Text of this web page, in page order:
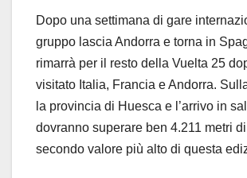
Dopo una settimana di gare
gruppo lascia Andorra e torna in
rimarrà per il resto della Vuelta 25
visitato Italia, Francia e Andorra.
la provincia di Huesca e l’arrivo in
dovranno superare ben 4.211 metri
secondo valore più alto di questa